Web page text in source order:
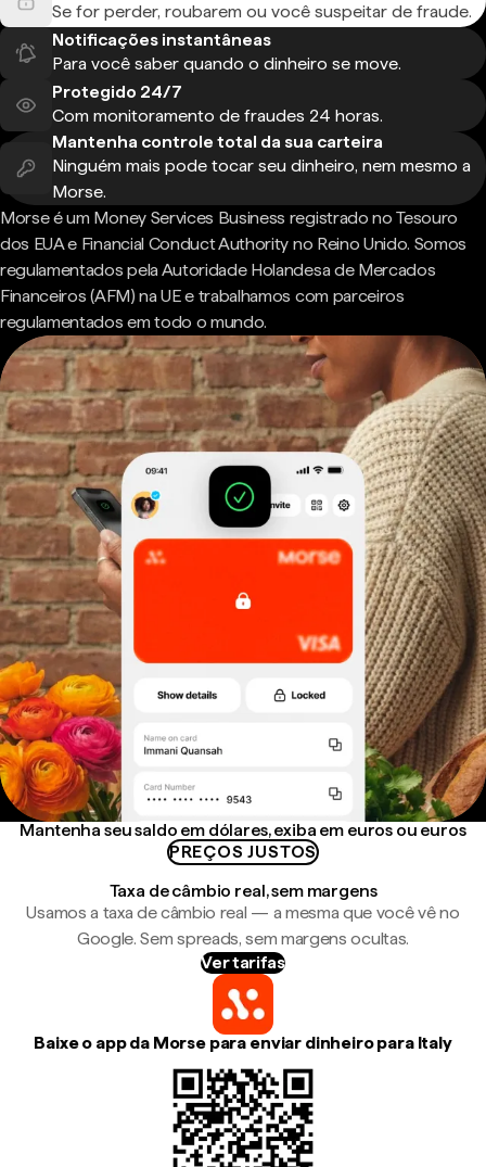
Se for perder, roubarem ou você suspeitar de fraude.
Notificações instantâneas
Para você saber quando o dinheiro se move.
Protegido 24/7
Com monitoramento de fraudes 24 horas.
Mantenha controle total da sua carteira
Ninguém mais pode tocar seu dinheiro, nem mesmo a
Morse.
Morse é um Money Services Business registrado no Tesouro
dos EUA e Financial Conduct Authority no Reino Unido. Somos
regulamentados pela Autoridade Holandesa de Mercados
Financeiros (AFM) na UE e trabalhamos com parceiros
regulamentados em todo o mundo.
Mantenha seu saldo em dólares, exiba em euros ou euros
PREÇOS JUSTOS
Taxa de câmbio real, sem margens
Usamos a taxa de câmbio real — a mesma que você vê no
Google. Sem spreads, sem margens ocultas.
Ver tarifas
Baixe o app da Morse para enviar dinheiro para Italy